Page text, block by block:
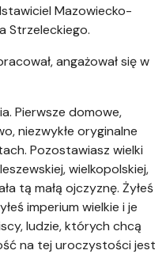
Mazowiecko-
Strzeleckiego.
angażował się w
Pierwsze domowe,
niezwykłe oryginalne
Pozostawiasz wielki
wielkopolskiej,
tą małą ojczyznę. Żyłeś
imperium wielkie i je
ludzie, których chcą
na tej uroczystości jest